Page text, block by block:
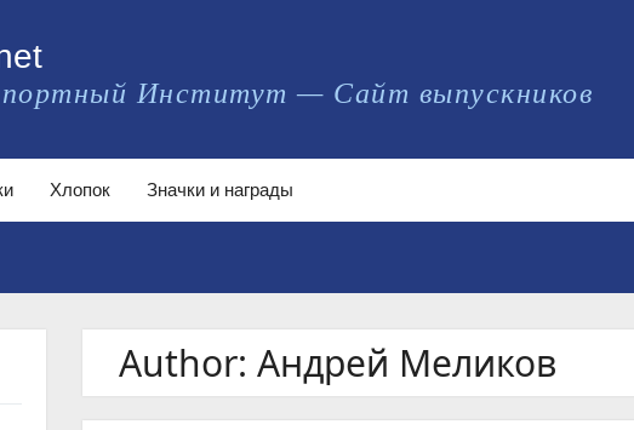
Институт — Сайт выпускников
Хлопок Значки и награды
Author: Андрей Меликов